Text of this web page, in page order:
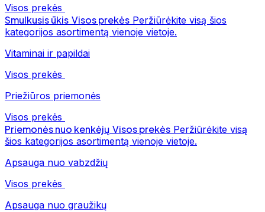
Visos prekės
Smulkusis ūkis Visos prekės Peržiūrėkite visą šios
kategorijos asortimentą vienoje vietoje.
Vitaminai ir papildai
Visos prekės
Priežiūros priemonės
Visos prekės
Priemonės nuo kenkėjų Visos prekės Peržiūrėkite visą
šios kategorijos asortimentą vienoje vietoje.
Apsauga nuo vabzdžių
Visos prekės
Apsauga nuo graužikų